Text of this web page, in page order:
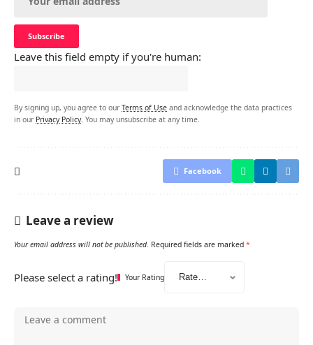
Leave this field empty if you're human:
By signing up, you agree to our Terms of Use and acknowledge the data practices
in our Privacy Policy. You may unsubscribe at any time.
Facebook
Leave a review
Your email address will not be published. Required fields are marked *
Please select a rating! Your Rating